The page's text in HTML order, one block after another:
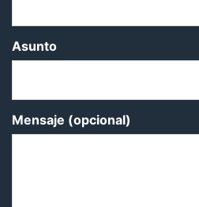
Asunto
Mensaje (opcional)